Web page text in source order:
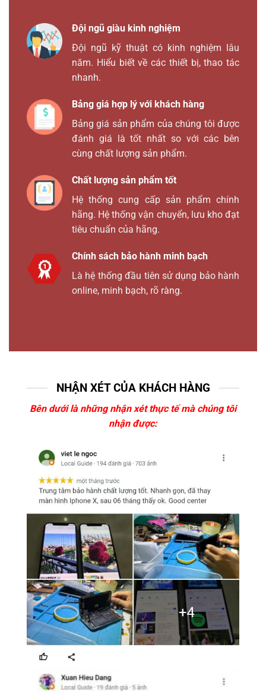
Đội ngũ giàu kinh nghiệm
Đội ngũ kỹ thuật có kinh nghiệm lâu
năm. Hiểu biết về các thiết bị, thao tác
nhanh.
Bảng giá hợp lý với khách hàng
Bảng giá sản phẩm của chúng tôi được
đánh giá là tốt nhất so với các bên
cùng chất lượng sản phẩm.
Chất lượng sản phẩm tốt
Hệ thống cung cấp sản phẩm chính
hãng. Hệ thống vận chuyển, lưu kho đạt
tiêu chuẩn của hãng.
Chính sách bảo hành minh bạch
Là hệ thống đầu tiên sử dụng bảo hành
online, minh bạch, rõ ràng.
NHẬN XÉT CỦA KHÁCH HÀNG
Bên dưới là những nhận xét thực tế mà chúng tôi
nhận được: